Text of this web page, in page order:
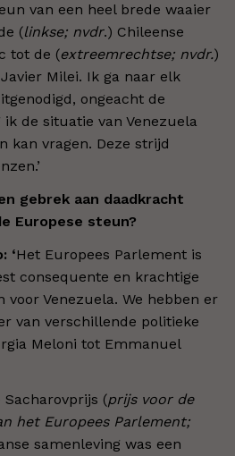
van een heel brede waaier
(linkse; nvdr.) Chileense
tot de (extreemrechtse; nvdr.)
Milei. Ik ga naar elk
ongeacht de
de situatie van Venezuela
kan vragen. Deze strijd
gebrek aan daadkracht
Europese steun?
‘Het Europees Parlement is
consequente en krachtige
Venezuela. We hebben er
van verschillende politieke
Meloni tot Emmanuel
Sacharovprijs (prijs voor de
het Europees Parlement;
samenleving was een